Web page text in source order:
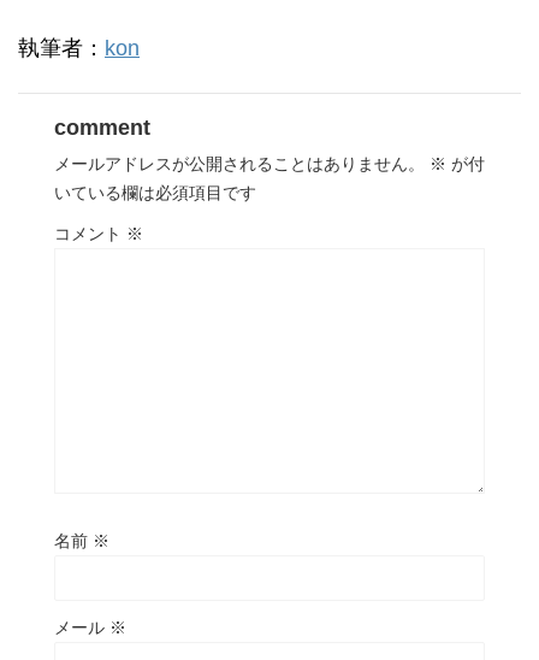
執筆者： kon
comment
メールアドレスが公開されることはありません。 ※ が付
いている欄は必須項目です
コメント ※
名前 ※
メール ※